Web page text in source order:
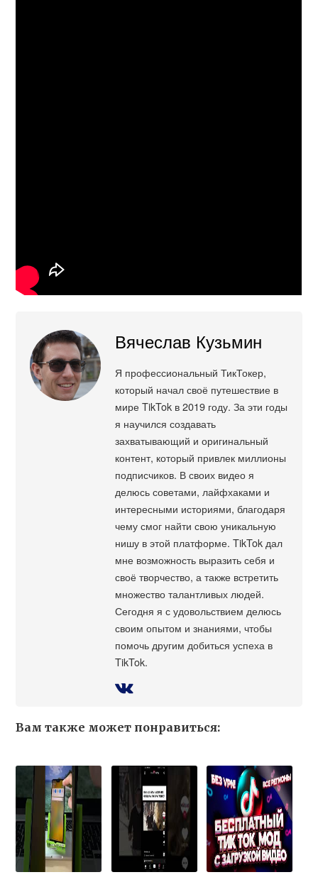
Вячеслав Кузьмин
Я профессиональный ТикТокер,
который начал своё путешествие в
мире TikTok в 2019 году. За эти годы
я научился создавать
захватывающий и оригинальный
контент, который привлек миллионы
подписчиков. В своих видео я
делюсь советами, лайфхаками и
интересными историями, благодаря
чему смог найти свою уникальную
нишу в этой платформе. TikTok дал
мне возможность выразить себя и
своё творчество, а также встретить
множество талантливых людей.
Сегодня я с удовольствием делюсь
своим опытом и знаниями, чтобы
помочь другим добиться успеха в
TikTok.
Вам также может понравиться: